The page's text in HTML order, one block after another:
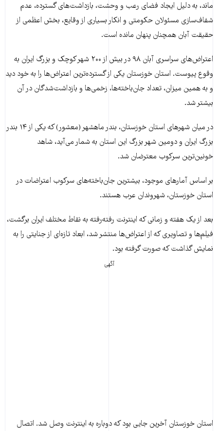
ماند، به دلیل ایجاد فضای رعب و وحشت، بازداشت‌های گسترده، عدم
شفاف‌سازی مسئولان حکومتی و انکار بسیاری از وقایع، بخش اعظمی از
حقیقت آبان همچنان پنهان مانده است.
اعتراض‌های سراسری آبان ۹۸ در بیش از ۲۰۰ شهر کوچک و بزرگ ایران به
وقوع پیوست. استان خوزستان یکی از گسترده‌ترین اعتراض‌ها را به خود دید
و به همین میزان، تعداد جان‌باخته‌ها، زخمی‌ها و بازداشت‌شدگان در آن
بیشتر شد.
در میان شهرهای استان خوزستان، بندر ماهشهر (معشور) که یکی از ۱۴ بندر
بزرگ ایران و دومین شهر بزرگ این استان به شمار می‌آید، شاهد
خونین‌ترین سرکوب معترضان شد.
بر اساس آمارهای موجود، بیشترین جان‌باخته‌های سرکوب اعتراضات در
استان خوزستان، شهروندان عرب هستند.
بعد از یک هفته و زمانی که اینترنت رفته‌رفته به نقاط مختلف ایران برگشت،
فیلم‌ها و تصاویری که از اعتراض‌ها منتشر شد، ابعاد تازه‌ای از جنایتی را به
نمایش گذاشت که صورت گرفته بود.
آگهی
استان خوزستان آخرین جایی بود که دوباره به اینترنت وصل شد. اتصال